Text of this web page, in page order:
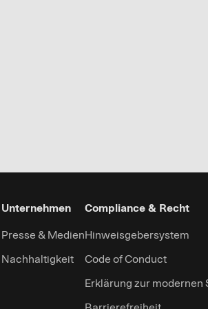
Unternehmen
Presse & Medien
Nachhaltigkeit
Compliance & Recht
Hinweisgebersystem
Code of Conduct
Erklärung zur modernen